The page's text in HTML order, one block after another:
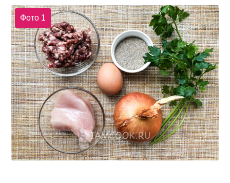
Фото 1